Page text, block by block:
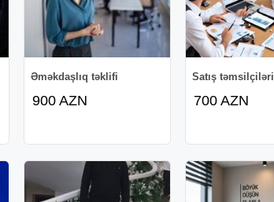
Əməkdaşlıq təklifi
900 AZN
Satış təmsilçiləri
700 AZN